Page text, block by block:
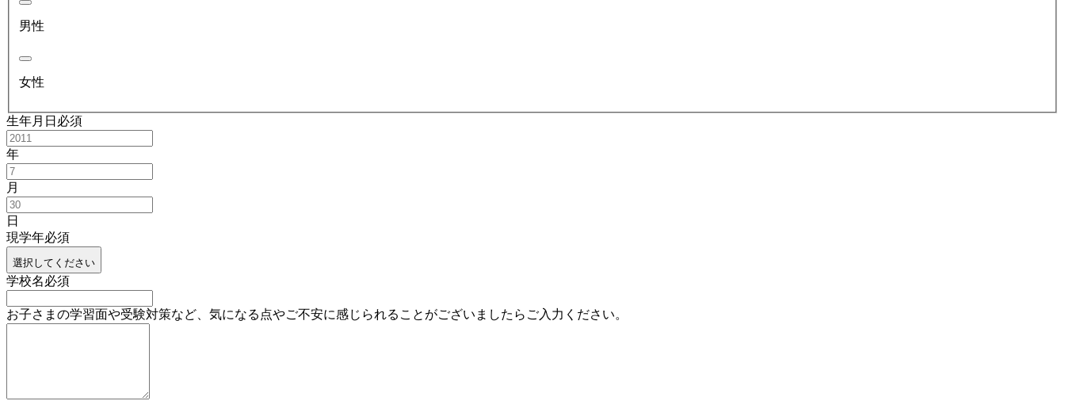
男性
女性
生年月日 必須
年
月
日
現学年必須
選択してください
学校名必須
お子さまの学習面や受験対策など、気になる点やご不安に感じられることがございましたらご入力ください。